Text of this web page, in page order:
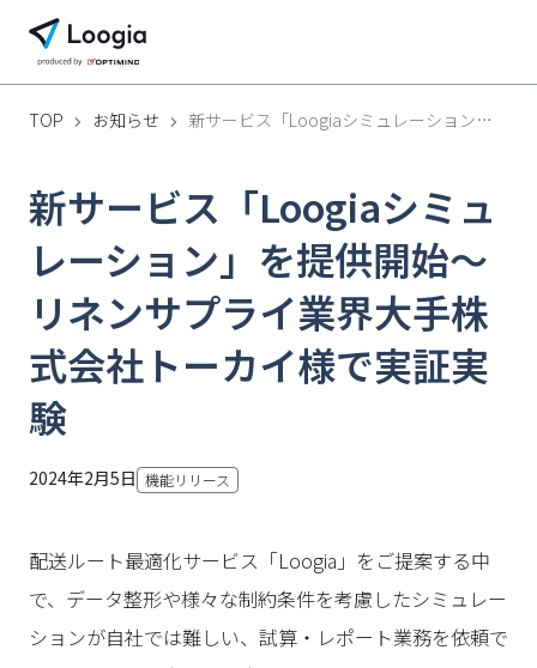
TOP お知らせ 新サービス「Loogiaシミュレーション」を提供開始～リネンサプライ業界大手株式会社トーカイ様で実証実験
新サービス「Loogiaシミュ
レーション」を提供開始～
リネンサプライ業界大手株
式会社トーカイ様で実証実
験
2024年2月5日 機能リリース
配送ルート最適化サービス「Loogia」をご提案する中
で、データ整形や様々な制約条件を考慮したシミュレー
ションが自社では難しい、試算・レポート業務を依頼で